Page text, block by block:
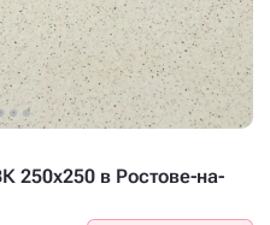
250x250 в Ростове-на-